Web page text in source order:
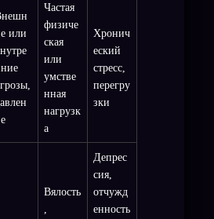
или
Частая
физиче
ская
или
умстве
нная
нагрузк
а
Хронич
еский
стресс,
перегру
зки
Вялость
,
Депрес
сия,
отчужд
енность